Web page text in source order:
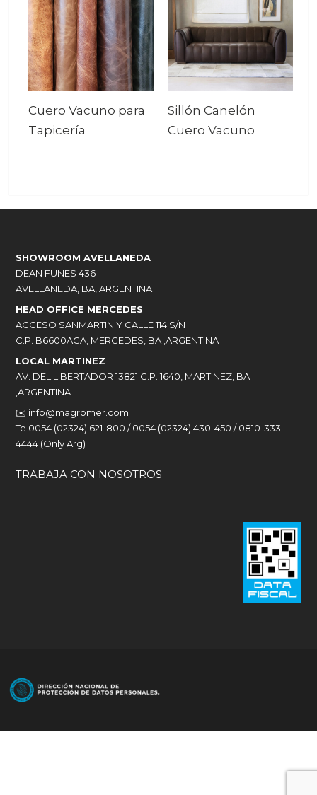
Cuero Vacuno para
Tapicería
Sillón Canelón
Cuero Vacuno
SHOWROOM AVELLANEDA
DEAN FUNES 436
AVELLANEDA, BA, ARGENTINA
HEAD OFFICE MERCEDES
ACCESO SANMARTIN Y CALLE 114 S/N
C.P. B6600AGA, MERCEDES, BA ,ARGENTINA
LOCAL MARTINEZ
AV. DEL LIBERTADOR 13821 C.P. 1640, MARTINEZ, BA
,ARGENTINA
✉️ info@magromer.com
Te 0054 (02324) 621-800 / 0054 (02324) 430-450 / 0810-333-
4444 (Only Arg)
TRABAJA CON NOSOTROS